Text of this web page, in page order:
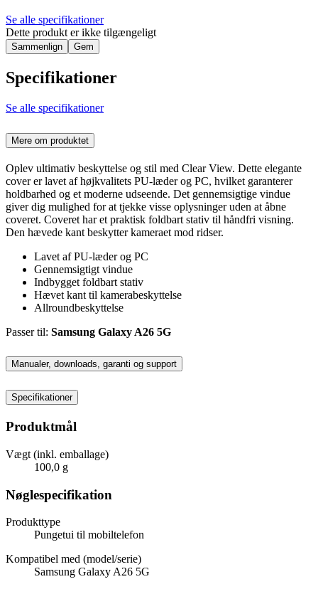
Se alle specifikationer
Dette produkt er ikke tilgængeligt
Sammenlign Gem
Specifikationer
Se alle specifikationer
Mere om produktet
Oplev ultimativ beskyttelse og stil med Clear View. Dette elegante
cover er lavet af højkvalitets PU-læder og PC, hvilket garanterer
holdbarhed og et moderne udseende. Det gennemsigtige vindue
giver dig mulighed for at tjekke visse oplysninger uden at åbne
coveret. Coveret har et praktisk foldbart stativ til håndfri visning.
Den hævede kant beskytter kameraet mod ridser.
Lavet af PU-læder og PC
Gennemsigtigt vindue
Indbygget foldbart stativ
Hævet kant til kamerabeskyttelse
Allroundbeskyttelse
Passer til: Samsung Galaxy A26 5G
Manualer, downloads, garanti og support
Specifikationer
Produktmål
Vægt (inkl. emballage)
100,0 g
Nøglespecifikation
Produkttype
Pungetui til mobiltelefon
Kompatibel med (model/serie)
Samsung Galaxy A26 5G